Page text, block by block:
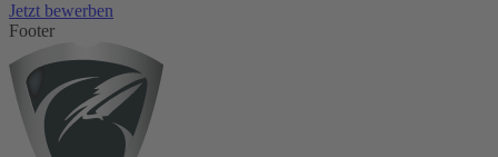
Jetzt bewerben
Footer